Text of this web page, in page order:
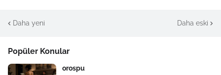
Daha yeni Daha eski
Popüler Konular
orospu